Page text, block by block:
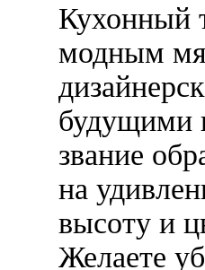
Кухонный
модным
будущими
звание
на
высоту и
Желаете